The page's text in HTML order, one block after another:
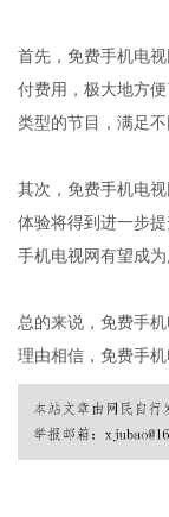
首先，免费手机电
付费用，极大地方
类型的节目，满足
其次，免费手机电
体验将得到进一步
手机电视网有望成
总的来说，免费手
理由相信，免费手